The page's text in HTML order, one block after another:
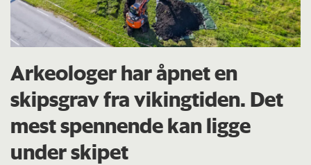
Arkeologer har åpnet en
skipsgrav fra vikingtiden. Det
mest spennende kan ligge
under skipet